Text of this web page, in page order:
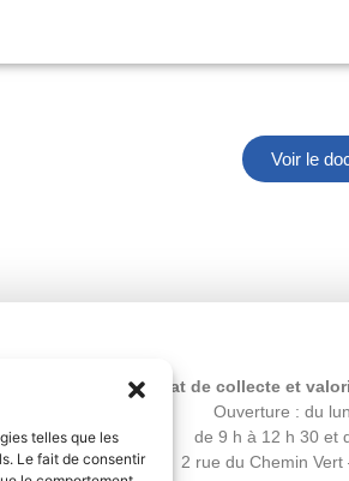
telles que les
Le fait de consentir
Voir le
Syndicat de collecte et
Ouverture : du
de 9 h à 12 h 30 et
2 rue du Chemin